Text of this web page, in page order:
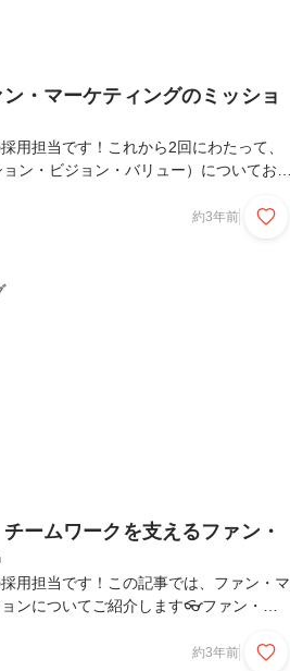
・マーケティングのミッショ
用担当です！これから2回にわたって、
ン・ビジョン・バリュー）についてお話
ューとは何かご説明します💡ミッショ
すべき使命や将来像、大切にする価値観
約3年前
ームワークを支えるファン・
用担当です！この記事では、ファン・マ
ンについてご紹介します👓ファン・マ
えるので、居心地よく働くことができま
約3年前